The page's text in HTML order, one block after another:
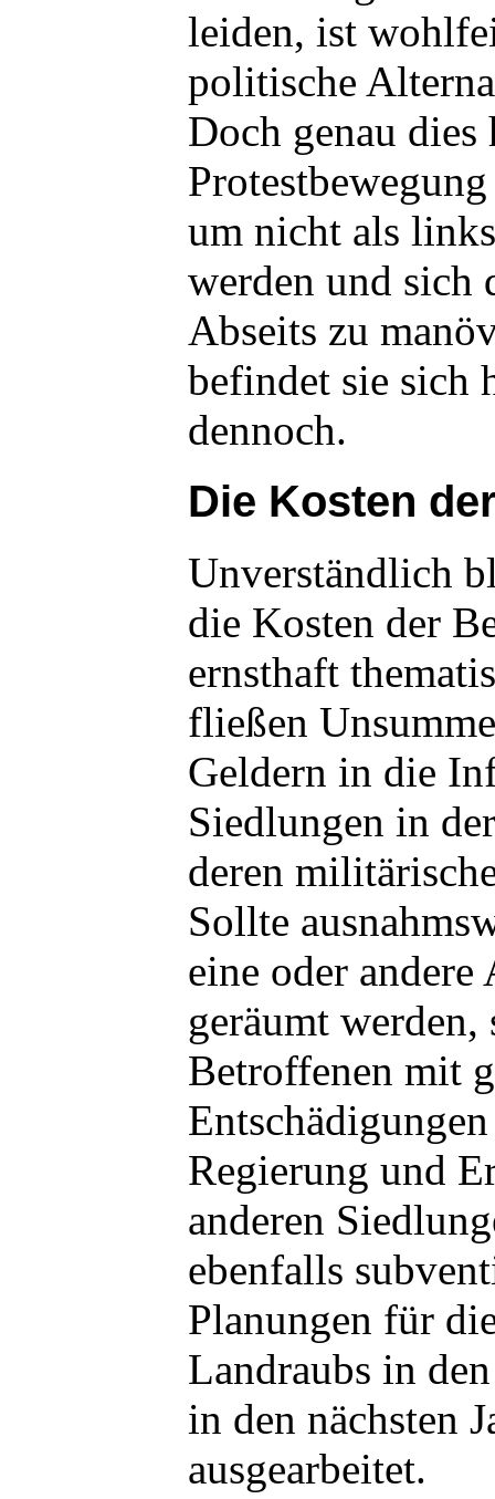
leiden, ist
politische
Doch genau dies
um nicht als
werden und sich
Abseits zu
befindet sie sich
dennoch.
Die Kosten
Unverständlich
die Kosten der
ernsthaft
fließen
Geldern in die
Siedlungen in
deren
Sollte
eine oder andere
geräumt
Betroffenen mit
Regierung und
anderen
ebenfalls
Planungen für
Landraubs in
in den nächsten
ausgearbeitet.